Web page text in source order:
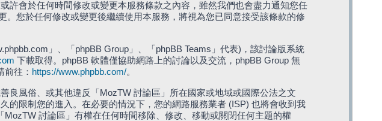
許會於任何時間修改或變更本服務條款之內容，雖然我們也會盡力通知您任
您於任何修改或變更後繼續使用本服務，將視為您已同意接受該條款的修
」、「phpBB Group」、「phpBB Teams」代表)，該討論版系統
下載取得。phpBB 軟體僅協助網路上的討論以及交流，phpBB Group 無
往： https://www.phpbb.com/。
良風俗、或其他違反「MozTW 討論區」所在國家或地域或國際公法之文
的限制您的進入。在必要的情況下，您的網路服務業者 (ISP) 也將會收到我
討論區」有權在任何時間移除、修改、移動或關閉任何主題的權